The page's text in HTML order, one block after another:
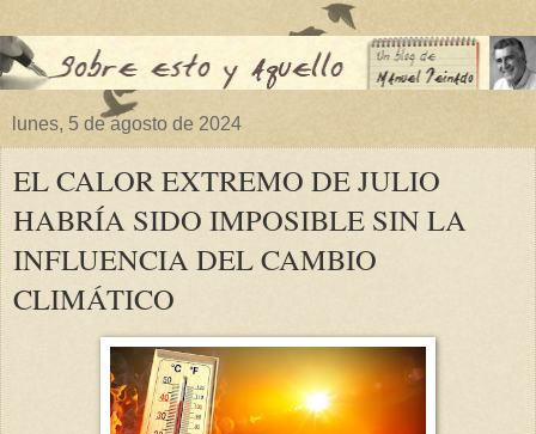
lunes, 5 de agosto de 2024
EL CALOR EXTREMO DE JULIO
HABRÍA SIDO IMPOSIBLE SIN LA
INFLUENCIA DEL CAMBIO
CLIMÁTICO